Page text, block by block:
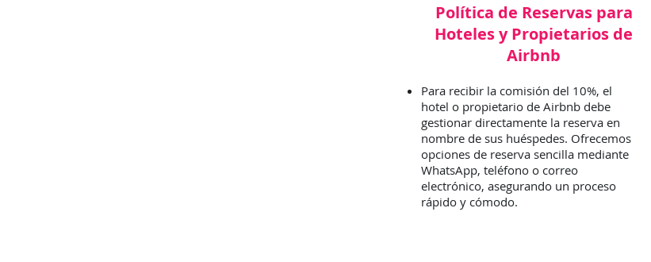
Política de Reservas para
Hoteles y Propietarios de
Airbnb
Para recibir la comisión del 10%, el
hotel o propietario de Airbnb debe
gestionar directamente la reserva en
nombre de sus huéspedes. Ofrecemos
opciones de reserva sencilla mediante
WhatsApp, teléfono o correo
electrónico, asegurando un proceso
rápido y cómodo.